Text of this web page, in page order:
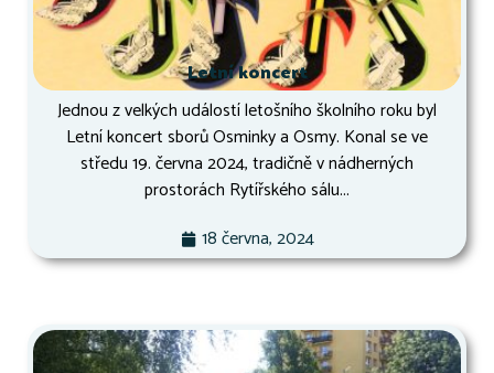
Letní koncert
Jednou z velkých událostí letošního školního roku byl
Letní koncert sborů Osminky a Osmy. Konal se ve
středu 19. června 2024, tradičně v nádherných
prostorách Rytířského sálu...
18 června, 2024